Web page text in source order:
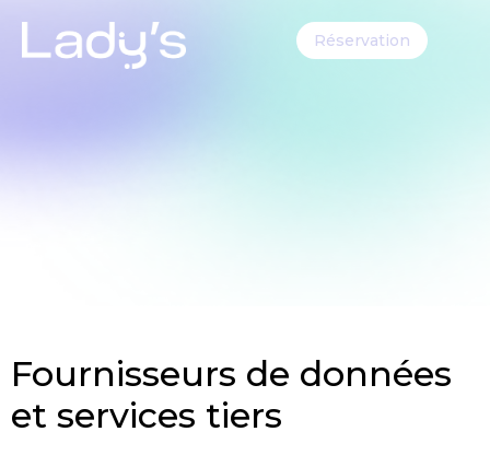
Réservation
Fournisseurs de données
et services tiers